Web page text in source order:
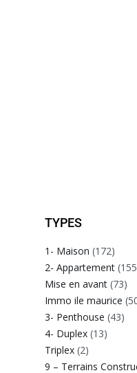
TYPES
1- Maison (172)
2- Appartement
Mise en avant(73)
Immo ile maurice
3- Penthouse (43)
4- Duplex(13)
Triplex(2)
9 – Terrains